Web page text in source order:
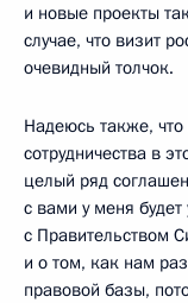
и новые проекты
случае, что визит
очевидный толчок.
Надеюсь также,
сотрудничества в
целый ряд
с вами у меня
с Правительством
и о том, как нам
правовой базы,